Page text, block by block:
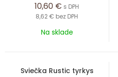
10,60 € s DPH
8,62 € bez DPH
Na sklade
Sviečka Rustic tyrkys